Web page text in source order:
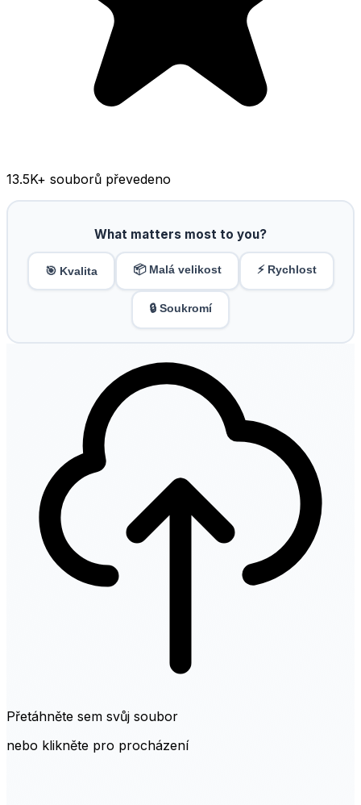
13.5K+ souborů převedeno
What matters most to you?
🎯 Kvalita 📦 Malá velikost ⚡ Rychlost
🔒 Soukromí
Přetáhněte sem svůj soubor
nebo klikněte pro procházení